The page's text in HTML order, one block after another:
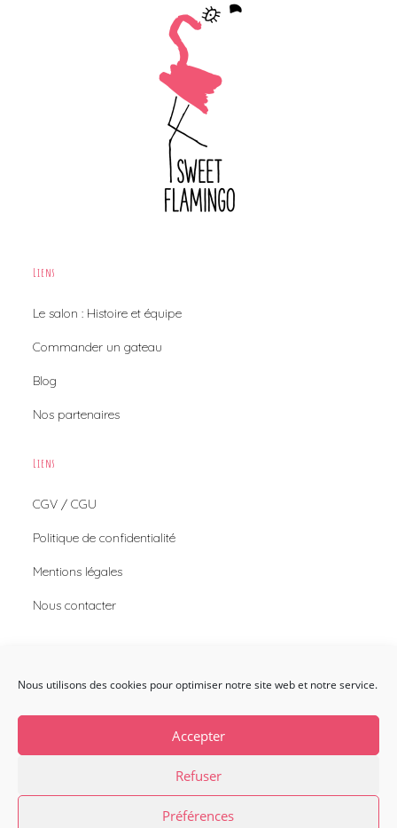
Nous utilisons des cookies pour optimiser notre site web et notre service.
Accepter
Refuser
Préférences
Liens
Le salon : Histoire et équipe
Commander un gateau
Blog
Nos partenaires
Liens
CGV / CGU
Politique de confidentialité
Mentions légales
Nous contacter
Envie de nous contacter ?